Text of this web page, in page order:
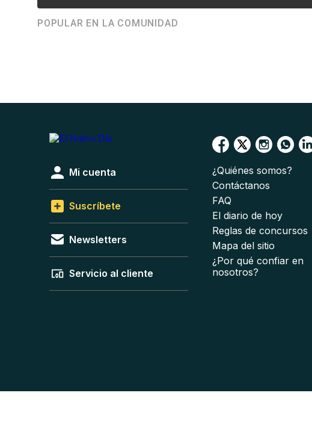
POPULAR EN LA COMUNIDAD
Mi cuenta
Suscríbete
Newsletters
Servicio al cliente
¿Quiénes somos?
Contáctanos
FAQ
El diario de hoy
Reglas de concursos
Mapa del sitio
¿Por qué confiar en
nosotros?